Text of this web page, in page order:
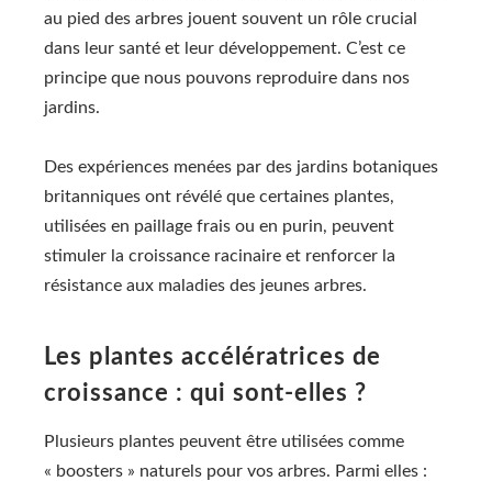
au pied des arbres jouent souvent un rôle crucial
dans leur santé et leur développement. C’est ce
principe que nous pouvons reproduire dans nos
jardins.
Des expériences menées par des jardins botaniques
britanniques ont révélé que certaines plantes,
utilisées en paillage frais ou en purin, peuvent
stimuler la croissance racinaire et renforcer la
résistance aux maladies des jeunes arbres.
Les plantes accélératrices de
croissance : qui sont-elles ?
Plusieurs plantes peuvent être utilisées comme
« boosters » naturels pour vos arbres. Parmi elles :